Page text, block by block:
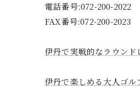
電話番号:072-200-2022
FAX番号:072-200-2023
伊丹で実戦的なラウンド
伊丹で楽しめる大人ゴル